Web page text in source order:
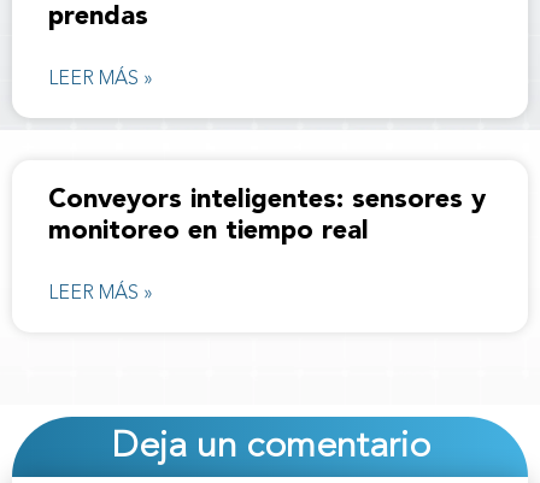
prendas
LEER MÁS »
Conveyors inteligentes: sensores y
monitoreo en tiempo real
LEER MÁS »
Deja un comentario